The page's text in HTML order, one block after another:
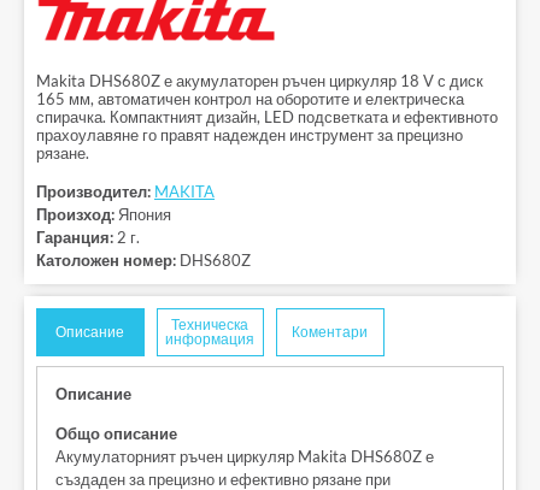
Makita DHS680Z е акумулаторен ръчен циркуляр 18 V с диск
165 мм, автоматичен контрол на оборотите и електрическа
спирачка. Компактният дизайн, LED подсветката и ефективното
прахоулавяне го правят надежден инструмент за прецизно
рязане.
Производител: MAKITA
Произход: Япония
Гаранция: 2 г.
Католожен номер: DHS680Z
Описание
Техническа
информация
Коментари
Описание
Общо описание
Акумулаторният ръчен циркуляр Makita DHS680Z е
създаден за прецизно и ефективно рязане при